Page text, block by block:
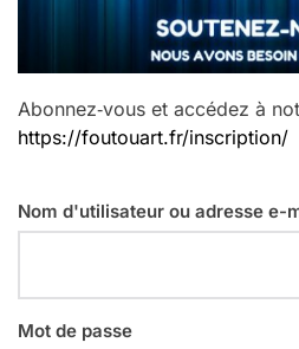
Abonnez‑vous et accédez à
https://foutouart.fr/inscription/
Nom d'utilisateur ou adresse e-
Mot de passe